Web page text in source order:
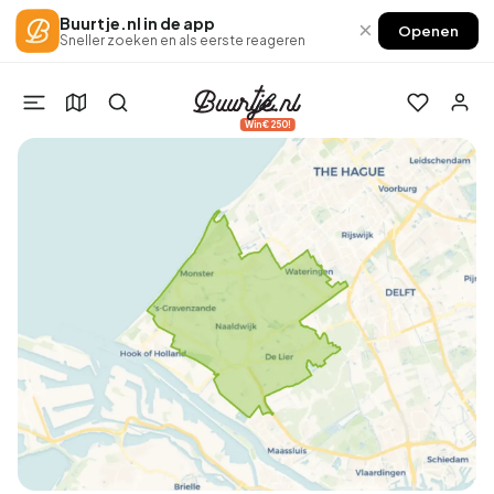
Buurtje.nl in de app
Sneller zoeken en als eerste reageren × Openen
Win €250!